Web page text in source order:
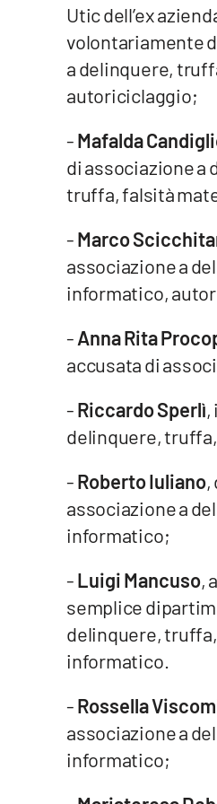
Cosenzachannel.it
Catanzarochannel.it
Vai
Note legali
Utic dell’ex
volontariamente
a delinquere,
autoriciclaggio;
-Mafalda
di associazione a
truffa, falsità
-Marco
associazione a
informatico,
-Anna Rita
accusata di
-Riccardo Sperlì,
delinquere,
-Roberto Iuliano,
associazione a
informatico;
-Luigi Mancuso,
semplice
delinquere,
informatico.
-Rossella
associazione a
informatico;